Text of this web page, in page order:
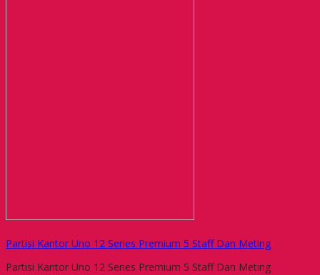
Partisi Kantor Uno 12 Series Premium 5 Staff Dan Meting
Partisi Kantor Uno 12 Series Premium 5 Staff Dan Meting